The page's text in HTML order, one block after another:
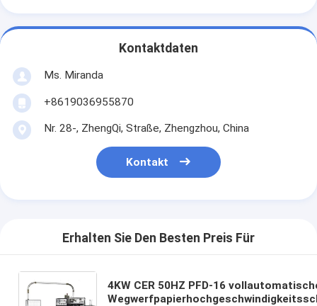
Kontaktdaten
Ms. Miranda
+8619036955870
Nr. 28-, ZhengQi, Straße, Zhengzhou, China
Kontakt
Erhalten Sie Den Besten Preis Für
4KW CER 50HZ PFD-16